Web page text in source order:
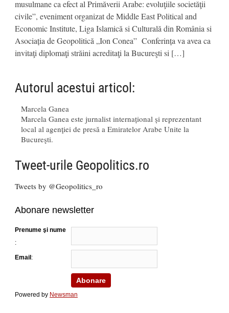
musulmane ca efect al Primăverii Arabe: evoluţiile societăţii
civile”, eveniment organizat de Middle East Political and
Economic Institute, Liga Islamică si Culturală din România si
Asociația de Geopolitică „Ion Conea” Conferința va avea ca
invitaţi diplomaţi străini acreditaţi la Bucureşti si […]
Autorul acestui articol:
Marcela Ganea
Marcela Ganea este jurnalist internațional și reprezentant
local al agenţiei de presă a Emiratelor Arabe Unite la
Bucureşti.
Tweet-urile Geopolitics.ro
Tweets by @Geopolitics_ro
Abonare newsletter
Prenume şi nume
:
Email:
Powered by Newsman